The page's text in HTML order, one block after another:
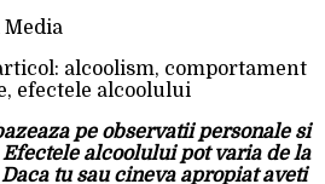
Media
alcoolism, comportament
efectele alcoolului
pe observatii personale si
alcoolului pot varia de la
tu sau cineva apropiat aveti